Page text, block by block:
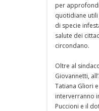
per
quotidiane
di specie
salute dei
circondano.
Oltre al
Giovannetti,
Tatiana Gliori
interverranno
Puccioni e il